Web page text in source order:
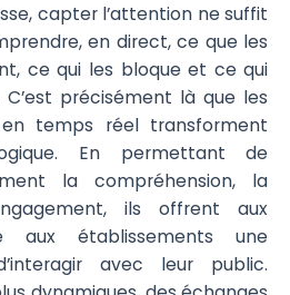
capter l’attention ne suffit
en direct, ce que les
ce qui les bloque et ce qui
précisément là que les
temps réel transforment
En permettant de
la compréhension, la
ils offrent aux
aux établissements une
avec leur public.